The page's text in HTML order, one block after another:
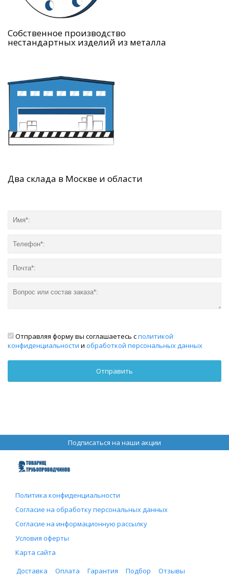
Собственное производство
нестандартных изделий из металла
Два склада в Москве и области
Отправляя форму вы соглашаетесь сполитикой
конфиденциальности и обработкой персональных данных
Подписаться на наши акции
Политика конфиденциальности
Согласие на обработку персональных данных
Согласие на информационную рассылку
Условия оферты
Карта сайта
Доставка
Оплата Гарантия Подбор
Отзывы